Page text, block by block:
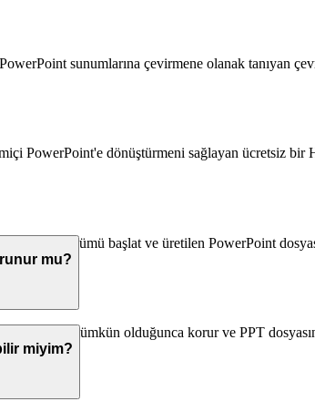
sunumlarına çevirmene olanak tanıyan
PowerPoint'e dönüştürmeni sağlayan ücretsiz bir
dönüşümü başlat ve üretilen PowerPoint
mu?
mümkün olduğunca korur ve PPT
miyim?